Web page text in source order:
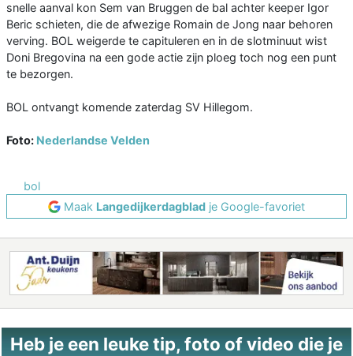
snelle aanval kon Sem van Bruggen de bal achter keeper Igor
Beric schieten, die de afwezige Romain de Jong naar behoren
verving. BOL weigerde te capituleren en in de slotminuut wist
Doni Bregovina na een gode actie zijn ploeg toch nog een punt
te bezorgen.
BOL ontvangt komende zaterdag SV Hillegom.
Foto: Nederlandse Velden
bol
Maak Langedijkerdagblad je Google-favoriet
Heb je een leuke tip, foto of video die je